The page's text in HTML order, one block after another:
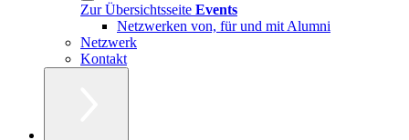
Zur Übersichtsseite Events
Netzwerken von, für und mit Alumni
Netzwerk
Kontakt